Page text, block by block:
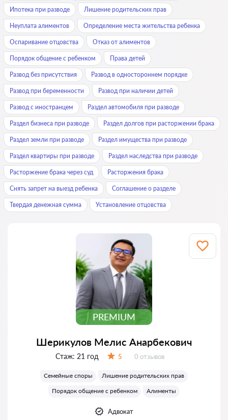
Ипотека при разводе Лишение родительских прав
Неуплата алиментов Определение места жительства ребенка
Оспаривание отцовства Отказ от алиментов
Порядок общение с ребенком Права детей
Развод без присутствия Развод в одностороннем порядке
Развод при беременности Развод при наличии детей
Развод с иностранцем Раздел автомобиля при разводе
Раздел бизнеса при разводе Раздел долгов при расторжении брака
Раздел земли при разводе Раздел имущества при разводе
Раздел квартиры при разводе Раздел наследства при разводе
Расторжение брака через суд Расторжения брака
Снять запрет на выезд ребенка Соглашение о разделе
Твердая денежная сумма Установление отцовства
PREMIUM
Шерикулов Мелис Анарбекович
Стаж: 21 год 5 Отзывов:
0 отзывов
Семейные споры
Лишение родительских прав
Порядок общение с ребенком
Алименты
Адвокат